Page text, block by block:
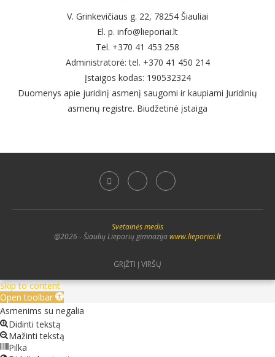
V. Grinkevičiaus g. 22, 78254 Šiauliai
El. p. info@lieporiai.lt
Tel. +370 41 453 258
Administratorė: tel. +370 41 450 214
Įstaigos kodas: 190532324
Duomenys apie juridinį asmenį saugomi ir kaupiami Juridinių
asmenų registre. Biudžetinė įstaiga
Svetainės medis
@2026 - Šiaulių Lieporių gimnazijawww.lieporiai.lt
GRĮŽTI Į VIRŠŲ
Skip to content
Open toolbar
Asmenims su negalia
Didinti tekstą
Mažinti tekstą
Pilka